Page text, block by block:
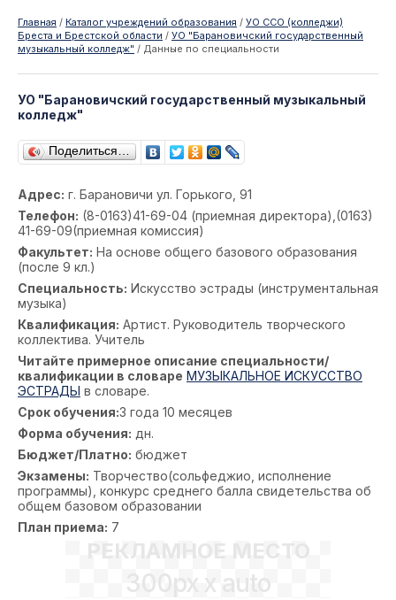
Главная / Каталог учреждений образования / УО ССО (колледжи)
Бреста и Брестской области / УО "Барановичский государственный
музыкальный колледж" / Данные по специальности
УО "Барановичский государственный музыкальный
колледж"
Поделиться…
Адрес: г. Барановичи ул. Горького, 91
Телефон: (8-0163)41-69-04 (приемная директора),(0163)
41-69-09(приемная комиссия)
Факультет: На основе общего базового образования
(после 9 кл.)
Специальность: Искусство эстрады (инструментальная
музыка)
Квалификация: Артист. Руководитель творческого
коллектива. Учитель
Читайте примерное описание специальности/
квалификации в словаре МУЗЫКАЛЬНОЕ ИСКУССТВО
ЭСТРАДЫ в словаре.
Срок обучения:3 года 10 месяцев
Форма обучения: дн.
Бюджет/Платно: бюджет
Экзамены: Творчество(сольфеджио, исполнение
программы), конкурс среднего балла свидетельства об
общем базовом образовании
План приема: 7
РЕКЛАМНОЕ МЕСТО
300px x auto